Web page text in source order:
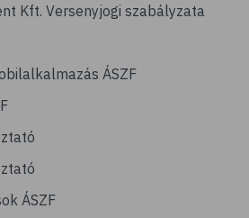
Kft. Versenyjogi szabályzata
ÁSZF
ÁSZF